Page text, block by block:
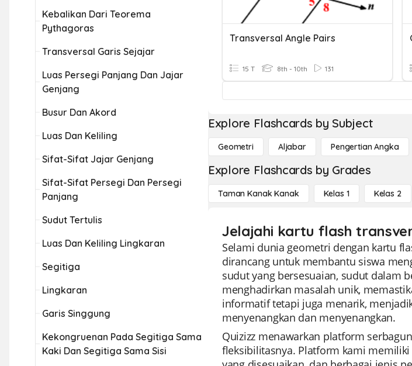
Kebalikan Dari Teorema
Pythagoras
Transversal Garis Sejajar
Luas Persegi Panjang Dan Jajar
Genjang
Busur Dan Akord
Luas Dan Keliling
Sifat-Sifat Jajar Genjang
Sifat-Sifat Persegi Dan Persegi
Panjang
Sudut Tertulis
Luas Dan Keliling Lingkaran
Segitiga
Lingkaran
Garis Singgung
Kekongruenan Pada Segitiga Sama
Kaki Dan Segitiga Sama Sisi
Transversal Angle Pairs
15 T 8th - 10th 131
Explore Flashcards by Subject
Geometri Aljabar Pengertian Angka
Explore Flashcards by Grades
Taman Kanak Kanak Kelas 1 Kelas 2
Jelajahi kartu flash
Selami dunia geometri dengan kartu
dirancang untuk membantu siswa
sudut yang bersesuaian, sudut dalam
menghadirkan masalah unik,
informatif tetapi juga menarik,
menyenangkan dan menyenangkan.
Quizizz menawarkan platform
fleksibilitasnya. Platform kami